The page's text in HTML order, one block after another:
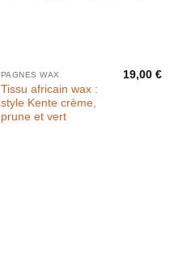
PAGNES WAX
Tissu africain wax :
style Kente crème,
prune et vert
19,00€